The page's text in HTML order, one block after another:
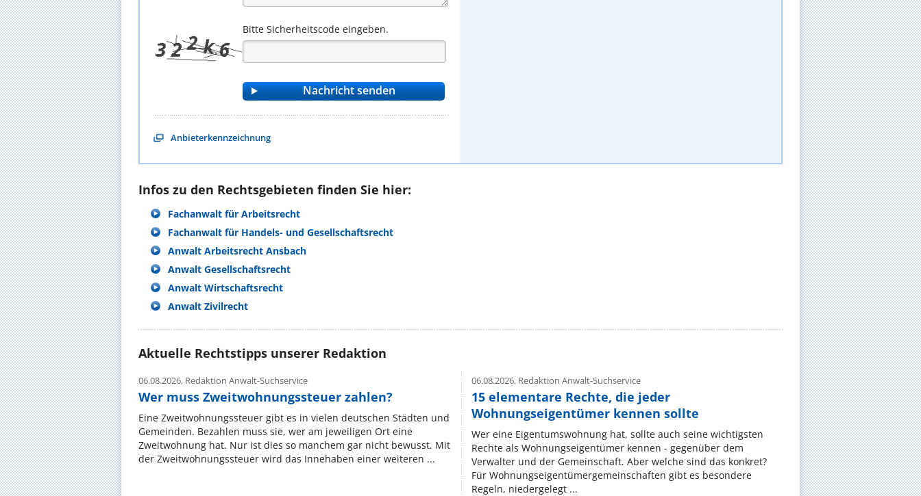
Bitte Sicherheitscode eingeben.
Anbieterkennzeichnung
Infos zu den Rechtsgebieten finden Sie hier:
Fachanwalt für Arbeitsrecht
Fachanwalt für Handels- und Gesellschaftsrecht
Anwalt Arbeitsrecht Ansbach
Anwalt Gesellschaftsrecht
Anwalt Wirtschaftsrecht
Anwalt Zivilrecht
Aktuelle Rechtstipps unserer Redaktion
06.08.2026, Redaktion Anwalt-Suchservice
Wer muss Zweitwohnungssteuer zahlen?
Eine Zweitwohnungssteuer gibt es in vielen deutschen Städten und
Gemeinden. Bezahlen muss sie, wer am jeweiligen Ort eine
Zweitwohnung hat. Nur ist dies so manchem gar nicht bewusst. Mit
der Zweitwohnungssteuer wird das Innehaben einer weiteren ...
06.08.2026,Redaktion Anwalt-Suchservice
15 elementare Rechte, die jeder
Wohnungseigentümer kennen sollte
Wer eine Eigentumswohnung hat, sollte auch seine wichtigsten
Rechte als Wohnungseigentümer kennen - gegenüber dem
Verwalter und der Gemeinschaft. Aber welche sind das konkret?
Für Wohnungseigentümergemeinschaften gibt es besondere
Regeln, niedergelegt ...